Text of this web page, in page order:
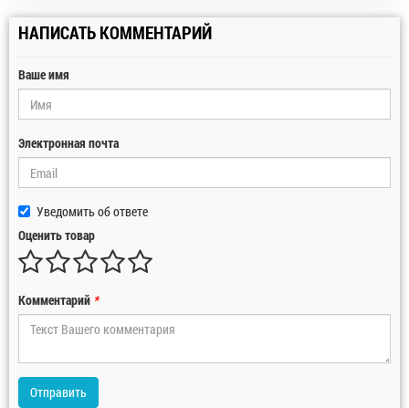
НАПИСАТЬ КОММЕНТАРИЙ
Ваше имя
Электронная почта
Уведомить об ответе
Оценить товар
Комментарий *
Отправить